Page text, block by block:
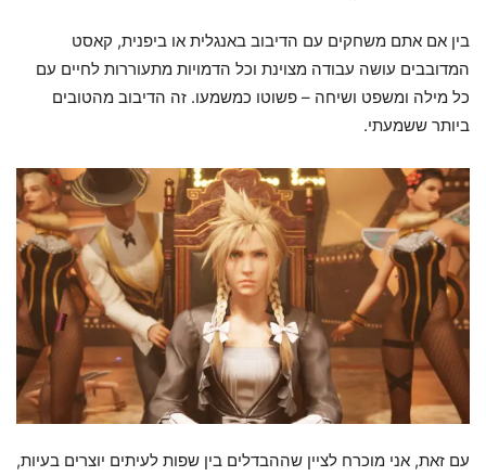
בין אם אתם משחקים עם הדיבוב באנגלית או ביפנית, קאסט
המדובבים עושה עבודה מצוינת וכל הדמויות מתעוררות לחיים עם
כל מילה ומשפט ושיחה – פשוטו כמשמעו. זה הדיבוב מהטובים
ביותר ששמעתי.
עם זאת, אני מוכרח לציין שההבדלים בין שפות לעיתים יוצרים בעיות,